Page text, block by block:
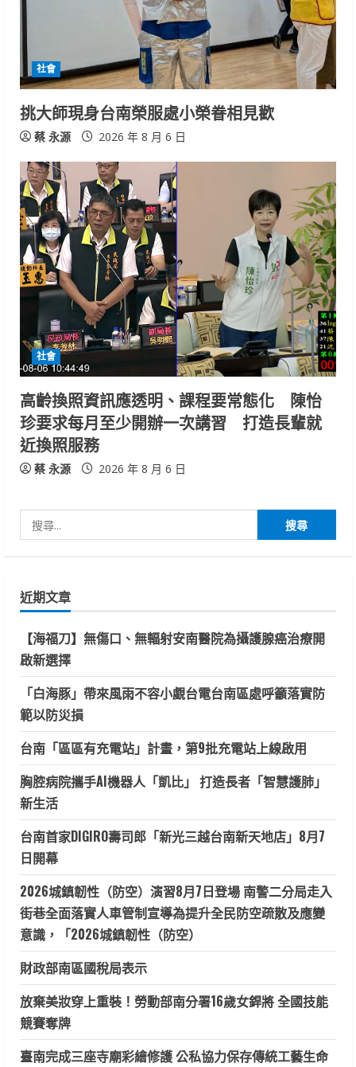
社會
挑大師現身台南榮服處小榮眷相見歡
蔡 永源 2026 年 8 月 6 日
社會
高齡換照資訊應透明、課程要常態化 陳怡
珍要求每月至少開辦一次講習 打造長輩就
近換照服務
蔡 永源 2026 年 8 月 6 日
尋
字:
近期文章
【海福刀】無傷口、無輻射安南醫院為攝護腺癌治療開
啟新選擇
「白海豚」帶來風雨不容小覷台電台南區處呼籲落實防
範以防災損
台南「區區有充電站」計畫，第9批充電站上線啟用
胸腔病院攜手AI機器人「凱比」 打造長者「智慧護肺」
新生活
台南首家DIGIRO壽司郎「新光三越台南新天地店」8月7
日開幕
2026城鎮韌性（防空）演習8月7日登場 南警二分局走入
街巷全面落實人車管制宣導為提升全民防空疏散及應變
意識，「2026城鎮韌性（防空）
財政部南區國稅局表示
放棄美妝穿上重裝！勞動部南分署16歲女銲將 全國技能
競賽奪牌
臺南完成三座寺廟彩繪修護 公私協力保存傳統工藝生命